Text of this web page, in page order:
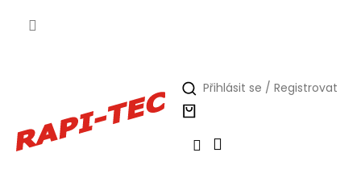
Přihlásit se / Registrovat